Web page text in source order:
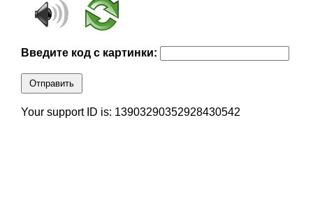
Введите код с картинки:
Отправить
Your support ID is: 13903290352928430542